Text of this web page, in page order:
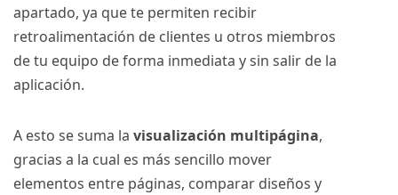
apartado, ya que te permiten recibir
retroalimentación de clientes u otros miembros
de tu equipo de forma inmediata y sin salir de la
aplicación.
A esto se suma la visualización multipágina,
gracias a la cual es más sencillo mover
elementos entre páginas, comparar diseños y